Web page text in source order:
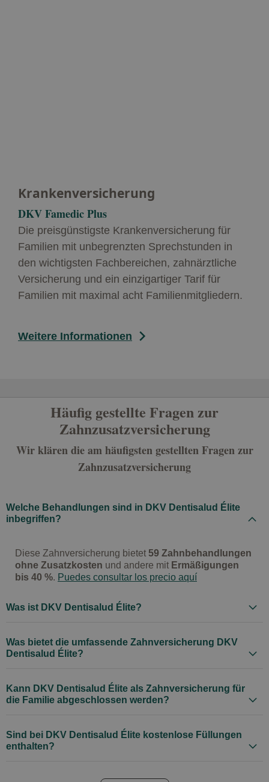
Krankenversicherung
DKV Famedic Plus
Die preisgünstigste Krankenversicherung für
Familien mit unbegrenzten Sprechstunden in
den wichtigsten Fachbereichen, zahnärztliche
Versicherung und ein einzigartiger Tarif für
Familien mit maximal acht Familienmitgliedern.
Weitere Informationen
Häufig gestellte Fragen zur
Zahnzusatzversicherung
Wir klären die am häufigsten gestellten Fragen zur
Zahnzusatzversicherung
Welche Behandlungen sind in DKV Dentisalud Élite
inbegriffen?
Diese Zahnversicherung bietet 59 Zahnbehandlungen
ohne Zusatzkosten und andere mit Ermäßigungen
bis 40 %. Puedes consultar los precio aquí
Was ist DKV Dentisalud Élite?
Was bietet die umfassende Zahnversicherung DKV
Dentisalud Élite?
Kann DKV Dentisalud Élite als Zahnversicherung für
die Familie abgeschlossen werden?
Sind bei DKV Dentisalud Élite kostenlose Füllungen
enthalten?